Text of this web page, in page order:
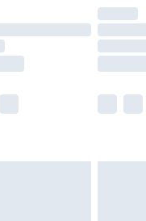
Bereich,
Toppern
und in ihrer